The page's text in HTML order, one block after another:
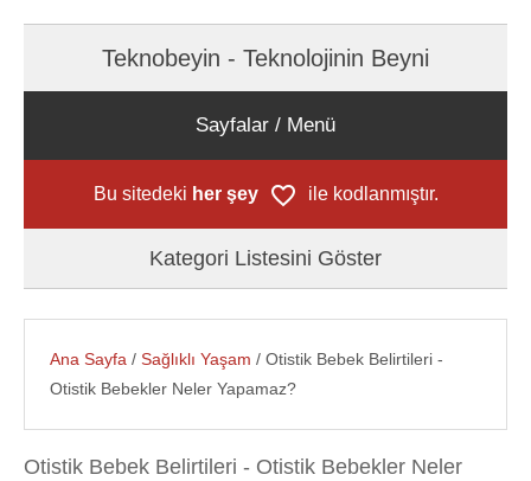
Teknobeyin - Teknolojinin Beyni
Sayfalar / Menü
Bu sitedeki her şey ile kodlanmıştır.
Kategori Listesini Göster
Ana Sayfa /Sağlıklı Yaşam / Otistik Bebek Belirtileri -
Otistik Bebekler Neler Yapamaz?
Otistik Bebek Belirtileri - Otistik Bebekler Neler